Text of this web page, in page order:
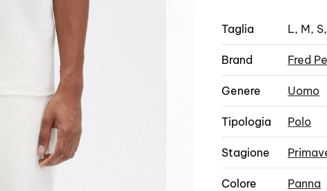
Taglia L, M,
Brand Fred
Genere Uomo
Tipologia Polo
Stagione
Colore Panna